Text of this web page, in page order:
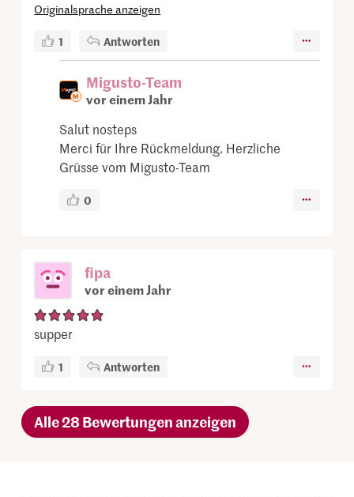
Originalsprache anzeigen
1 Antworten
Migusto-Team
vor einem Jahr
Salut nosteps
Merci für Ihre Rückmeldung. Herzliche
Grüsse vom Migusto-Team
0
fipa
vor einem Jahr
supper
1 Antworten
Alle 28 Bewertungen anzeigen